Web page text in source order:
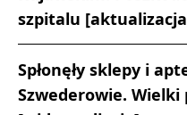
szpitalu
Spłonęły sklepy i
Szwederowie. Wielki